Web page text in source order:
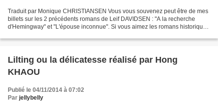
Traduit par Monique CHRISTIANSEN Vous vous souvenez peut être de mes
billets sur les 2 précédents romans de Leif DAVIDSEN : "A la recherche
d'Hemingway" et "L'épouse inconnue". Si vous aimez les romans historiques
Lilting ou la délicatesse réalisé par Hong
KHAOU
Publié le 04/11/2014 à 07:02
Par jellybelly